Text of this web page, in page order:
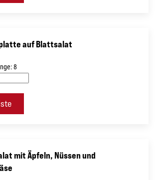
auf Blattsalat
8
mit Äpfeln, Nüssen und